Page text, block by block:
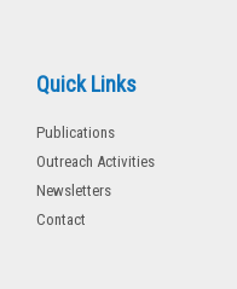
Quick Links
Publications
Outreach Activities
Newsletters
Contact